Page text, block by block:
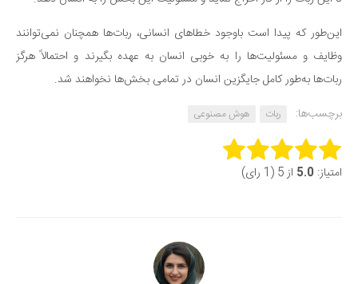
این‌طور که پیدا است باوجود خطاهای انسانی، ربات‌ها همچنان نمی‌توانند
وظایف و مسئولیت‌ها را به خوبی انسان به عهده بگیرند و احتمالاً هرگز
ربات‌ها به‌طور کامل جایگزین انسان در تمامی بخش‌ها نخواهند شد.
برچسب‌ها:
ربات هوش مصنوعی
Rate this item:
امتیاز: 5.0 از 5 (1 رای)